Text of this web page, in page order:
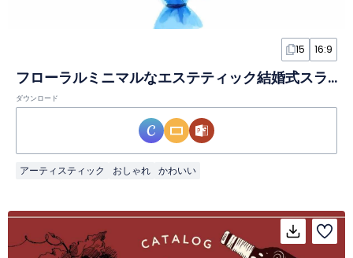
15 16:9
フローラルミニマルなエステティック結婚式スライド
ダウンロード
アーティスティック おしゃれ かわいい